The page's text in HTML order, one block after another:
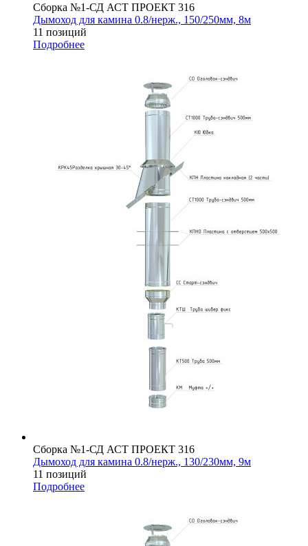
Сборка №1-СД АСТ ПРОЕКТ 316
Дымоход для камина 0.8/нерж., 150/250мм, 8м
11 позиций
Подробнее
Сборка №1-СД АСТ ПРОЕКТ 316
Дымоход для камина 0.8/нерж., 130/230мм, 9м
11 позиций
Подробнее